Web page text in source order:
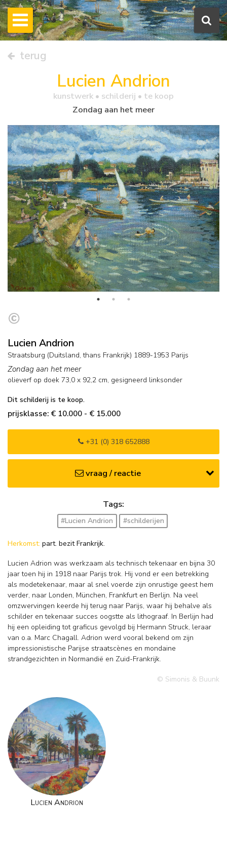
terug
Lucien Andrion
kunstwerk • schilderij • te koop
Zondag aan het meer
Lucien Andrion
Straatsburg (Duitsland, thans Frankrijk) 1889-1953 Parijs
Zondag aan het meer
olieverf op doek 73,0 x 92,2 cm, gesigneerd linksonder
Dit schilderij is te koop.
prijsklasse: € 10.000 - € 15.000
+31 (0) 318 652888
vraag / reactie
Tags:
#Lucien Andrion #schilderijen
Herkomst: part. bezit Frankrijk.
Lucien Adrion was werkzaam als technisch tekenaar en bijna 30
jaar toen hij in 1918 naar Parijs trok. Hij vond er een betrekking
als modetekenaar, maar al snel voerde zijn onrustige geest hem
verder, naar Londen, München, Frankfurt en Berlijn. Na veel
omzwervingen keerde hij terug naar Parijs, waar hij behalve als
schilder en tekenaar succes oogstte als lithograaf. In Berlijn had
hij een opleiding tot graficus gevolgd bij Hermann Struck, leraar
van o.a. Marc Chagall. Adrion werd vooral bekend om zijn
impressionistische Parijse straatscènes en mondaine
strandgezichten in Normandië en Zuid-Frankrijk.
© Simonis & Buunk
Lucien Andrion